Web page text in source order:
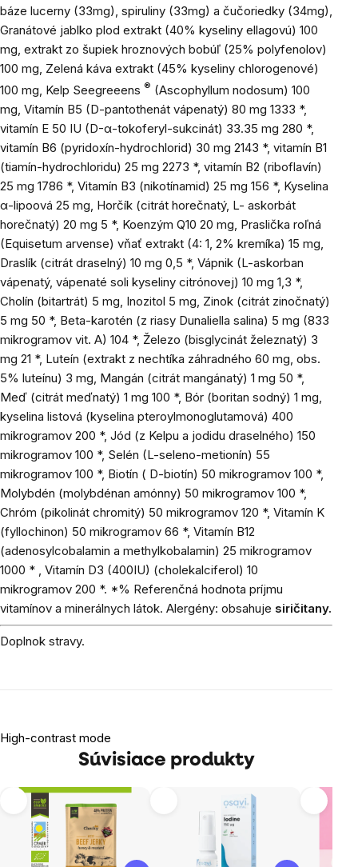
báze lucerny (33mg), spiruliny (33mg) a čučoriedky (34mg),
Granátové jablko plod extrakt (40% kyseliny ellagovú) 100
mg, extrakt zo šupiek hroznových bobúľ (25% polyfenolov)
100 mg, Zelená káva extrakt (45% kyseliny chlorogenové)
100 mg, Kelp Seegreeens ® (Ascophyllum nodosum) 100
mg, Vitamín B5 (D-pantothenát vápenatý) 80 mg 1333 *,
vitamín E 50 IU (D-α-tokoferyl-sukcinát) 33.35 mg 280 *,
vitamín B6 (pyridoxín-hydrochlorid) 30 mg 2143 *, vitamín B1
(tiamín-hydrochloridu) 25 mg 2273 *, vitamín B2 (riboflavín)
25 mg 1786 *, Vitamín B3 (nikotínamid) 25 mg 156 *, Kyselina
α-lipoová 25 mg, Horčík (citrát horečnatý, L- askorbát
horečnatý) 20 mg 5 *, Koenzým Q10 20 mg, Praslička roľná
(Equisetum arvense) vňať extrakt (4: 1, 2% kremíka) 15 mg,
Draslík (citrát draselný) 10 mg 0,5 *, Vápnik (L-askorban
vápenatý, vápenaté soli kyseliny citrónovej) 10 mg 1,3 *,
Cholín (bitartrát) 5 mg, Inozitol 5 mg, Zinok (citrát zinočnatý)
5 mg 50 *, Beta-karotén (z riasy Dunaliella salina) 5 mg (833
mikrogramov vit. A) 104 *, Železo (bisglycinát železnatý) 3
mg 21 *, Luteín (extrakt z nechtíka záhradného 60 mg, obs.
5% luteínu) 3 mg, Mangán (citrát mangánatý) 1 mg 50 *,
Meď (citrát meďnatý) 1 mg 100 *, Bór (boritan sodný) 1 mg,
kyselina listová (kyselina pteroylmonoglutamová) 400
mikrogramov 200 *, Jód (z Kelpu a jodidu draselného) 150
mikrogramov 100 *, Selén (L-seleno-metionín) 55
mikrogramov 100 *, Biotín ( D-biotín) 50 mikrogramov 100 *,
Molybdén (molybdénan amónny) 50 mikrogramov 100 *,
Chróm (pikolinát chromitý) 50 mikrogramov 120 *, Vitamín K
(fyllochinon) 50 mikrogramov 66 *, Vitamín B12
(adenosylcobalamin a methylkobalamin) 25 mikrogramov
1000 * , Vitamín D3 (400IU) (cholekalciferol) 10
mikrogramov 200 *. *% Referenčná hodnota príjmu
vitamínov a minerálnych látok. Alergény: obsahuje siričitany.
Doplnok stravy.
High-contrast mode
Súvisiace produkty